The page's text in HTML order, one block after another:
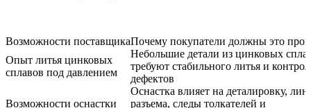
Возможности поставщикаПочему покупатели должны это
Опыт литья цинковых
сплавов под давлением
Небольшие детали из цинковых
требуют стабильного литья и
дефектов
Возможности оснастки
Оснастка влияет на деталировку,
разъема, следы толкателей и